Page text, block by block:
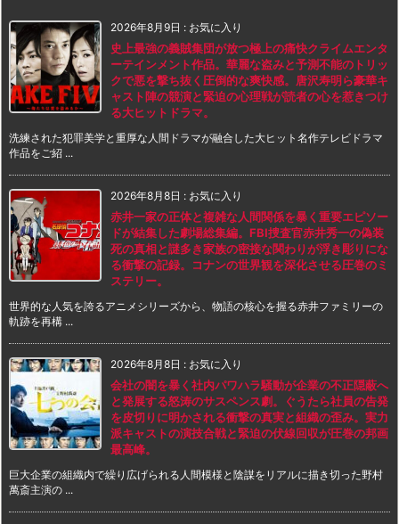
2026年8月9日 : お気に入り
史上最強の義賊集団が放つ極上の痛快クライムエンタ
ーテインメント作品。華麗な盗みと予測不能のトリッ
クで悪を撃ち抜く圧倒的な爽快感。唐沢寿明ら豪華キ
ャスト陣の競演と緊迫の心理戦が読者の心を惹きつけ
る大ヒットドラマ。
洗練された犯罪美学と重厚な人間ドラマが融合した大ヒット名作テレビドラマ
作品をご紹 ...
2026年8月8日 : お気に入り
赤井一家の正体と複雑な人間関係を暴く重要エピソー
ドが結集した劇場総集編。FBI捜査官赤井秀一の偽装
死の真相と謎多き家族の密接な関わりが浮き彫りにな
る衝撃の記録。コナンの世界観を深化させる圧巻のミ
ステリー。
世界的な人気を誇るアニメシリーズから、物語の核心を握る赤井ファミリーの
軌跡を再構 ...
2026年8月8日 : お気に入り
会社の闇を暴く社内パワハラ騒動が企業の不正隠蔽へ
と発展する怒涛のサスペンス劇。ぐうたら社員の告発
を皮切りに明かされる衝撃の真実と組織の歪み。実力
派キャストの演技合戦と緊迫の伏線回収が圧巻の邦画
最高峰。
巨大企業の組織内で繰り広げられる人間模様と陰謀をリアルに描き切った野村
萬斎主演の ...